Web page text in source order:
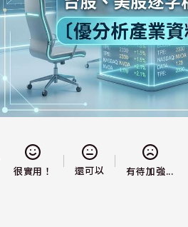
很實用！ 還可以 有待加強...